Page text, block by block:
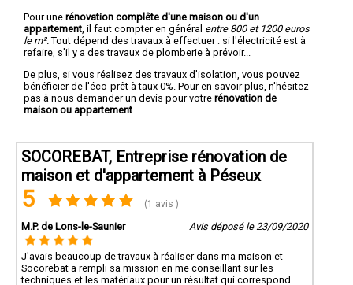
Pour une rénovation complête d'une maison ou d'un
appartement , il faut compter en général entre 800 et 1200 euros
le m². Tout dépend des travaux à effectuer : si l'électricité est à
refaire, s'il y a des travaux de plomberie à prévoir...
De plus, si vous réalisez des travaux d'isolation, vous pouvez
bénéficier de l'éco-prêt à taux 0%. Pour en savoir plus, n'hésitez
pas à nous demander un devis pour votre rénovation de
maison ou appartement
SOCOREBAT, Entreprise rénovation de
maison et d'appartement à Péseux
5 (1 avis )
M.P. de Lons-le-Saunier Avis déposé le 23/09/2020
J'avais beaucoup de travaux à réaliser dans ma maison et
Socorebat a rempli sa mission en me conseillant sur les
techniques et les matériaux pour un résultat qui correspond